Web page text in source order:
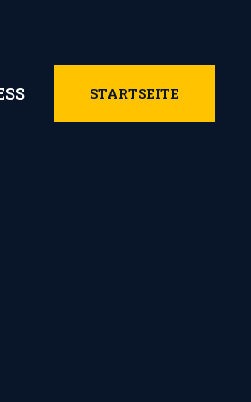
STARTSEITE